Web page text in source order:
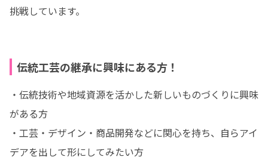
挑戦しています。
伝統工芸の継承に興味にある方！
・伝統技術や地域資源を活かした新しいものづくりに興味
がある方
・工芸・デザイン・商品開発などに関心を持ち、自らアイ
デアを出して形にしてみたい方